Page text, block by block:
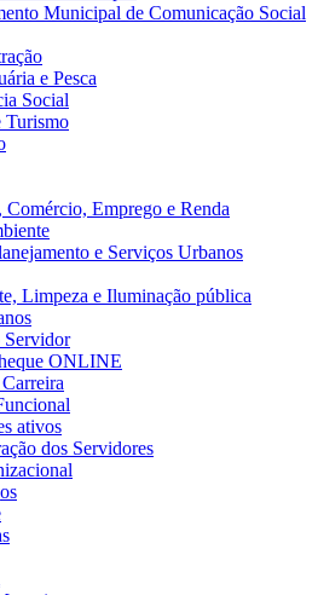
Municipal de Comunicação Social
e Pesca
Social
Turismo
Comércio, Emprego e Renda
e Serviços Urbanos
Limpeza e Iluminação pública
Servidor
ONLINE
ativos
dos Servidores